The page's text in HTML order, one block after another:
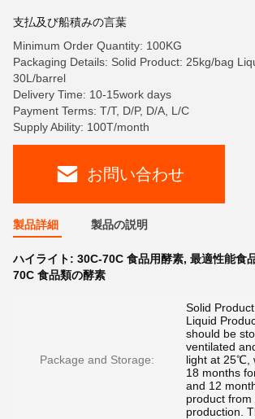
支払及び船積みの言葉
Minimum Order Quantity: 100KG
Packaging Details: Solid Product: 25kg/bag
30L/barrel
Delivery Time: 10-15work days
Payment Terms: T/T, D/P, D/A, L/C
Supply Ability: 100T/month
お問い合わせ
製品詳細 製品の説明
ハイライト: 30C-70C 食品用酵素, 最適性能食
70C 食品類の酵素
Package and Storage:
Solid
Liquid
should be
ventilated
light at 25℃,
18 months
and 12
product
production.